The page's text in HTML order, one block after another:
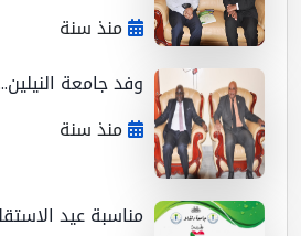
منذ سنة
وفد جامعة النيلين....
منذ سنة
مناسبة عيد الاستقلال ٦٧